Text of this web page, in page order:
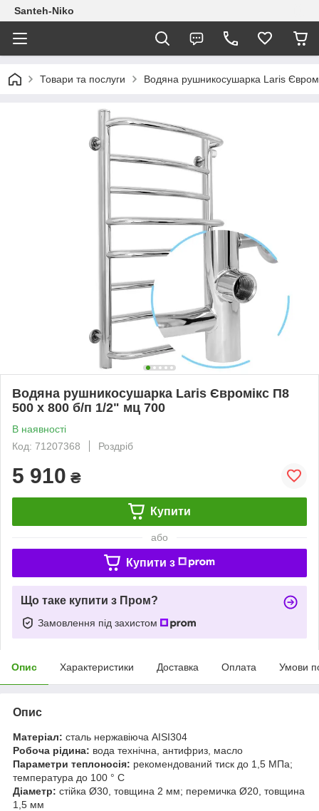
Santeh-Niko
Товари та послуги Водяна рушникосушарка Laris
Водяна рушникосушарка Laris Євромікс П8
500 х 800 б/п 1/2" мц 700
В наявності
Код: 71207368
Роздріб
5 910 ₴
Купити
або
Купити з
Що таке купити з Пром?
Замовлення під захистом
Опис Характеристики Доставка Оплата Умови
Опис
Матеріал: сталь нержавіюча AISI304
Робоча рідина: вода технічна, антифриз, масло
Параметри теплоносія: рекомендований тиск до 1,5 МПа;
температура до 100 ° С
Діаметр: стійка Ø30, товщина 2 мм; перемичка Ø20, товщина
1,5 мм